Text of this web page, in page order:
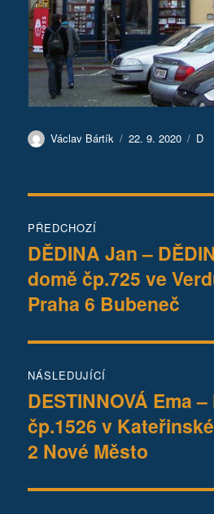
Autor:
Václav Bártík Publikováno:
22. 9. 2020 D
pro
příspěvek
PŘEDCHOZÍ
Předchozí
příspěvek:
DĚDINA Jan –
domě čp.725 ve
Praha 6 Bubeneč
NÁSLEDUJÍCÍ
Následující
příspěvek:
DESTINNOVÁ Ema
čp.1526 v
2 Nové Město